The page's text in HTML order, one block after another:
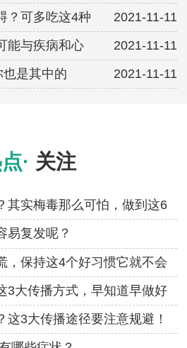
？可多吃这4种 2021-11-11
能与疾病和心 2021-11-11
也是其中的 2021-11-11
· 关注
其实梅毒那么可怕，做到这6
易复发呢？
，保持这4个好习惯它就不会
3大传播方式，早知道早做好
这3大传播途径要注意规避！